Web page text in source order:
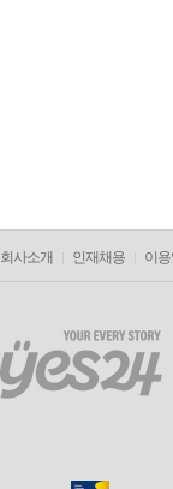
회사소개 인재채용 이